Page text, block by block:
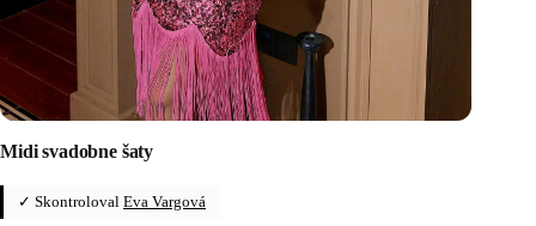
Midi svadobne šaty
✓ Skontroloval Eva Vargová